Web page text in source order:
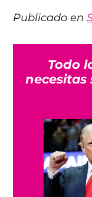
Publicado en
Todo
necesitas